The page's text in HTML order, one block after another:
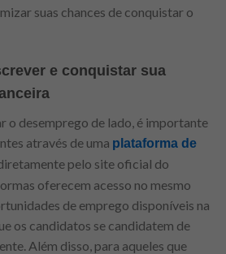
suas chances de conquistar o
e conquistar sua
o desemprego de lado, é importante
através de uma plataforma de
pelo site oficial do
oferecem acesso no mesmo
de emprego disponíveis na
os candidatos se candidatem de
Além disso, para aqueles que